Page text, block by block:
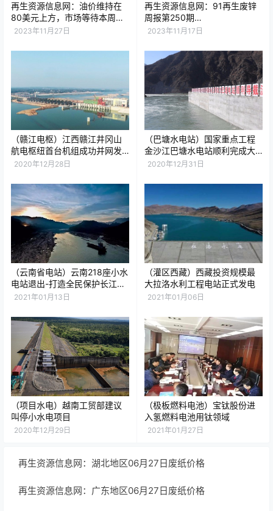
再生资源信息网：油价维持在
80美元上方，市场等待本周
OPEC+协议
2023年11月27日
再生资源信息网：91再生废锌
周报第250期
（2018.08.0630-
2023年11月17日
（赣江电枢）江西赣江井冈山
航电枢纽首台机组成功并网发
电
2020年12月28日
（巴塘水电站）国家重点工程
金沙江巴塘水电站顺利完成大
江截流
2020年12月31日
（云南省电站）云南218座小水
电站退出-打造全民保护长江水
系的云南模式
2021年01月13日
（灌区西藏）西藏投资规模最
大拉洛水利工程电站正式发电
2021年01月06日
（项目水电）越南工贸部建议
叫停小水电项目
2020年12月29日
（极板燃料电池）宝钛股份进
入氢燃料电池用钛领域
2021年01月27日
再生资源信息网：湖北地区06月27日废纸价格
再生资源信息网：广东地区06月27日废纸价格